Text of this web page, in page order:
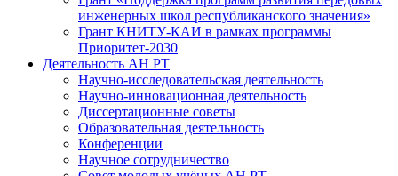
инженерных школ республиканского значения»
Грант КНИТУ-КАИ в рамках программы
Приоритет-2030
Деятельность АН РТ
Научно-исследовательская деятельность
Научно-инновационная деятельность
Диссертационные советы
Образовательная деятельность
Конференции
Научное сотрудничество